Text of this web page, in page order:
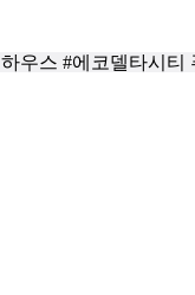
우스 #에코델타시